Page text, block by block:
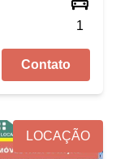
1
Contato
LOCAÇÃO